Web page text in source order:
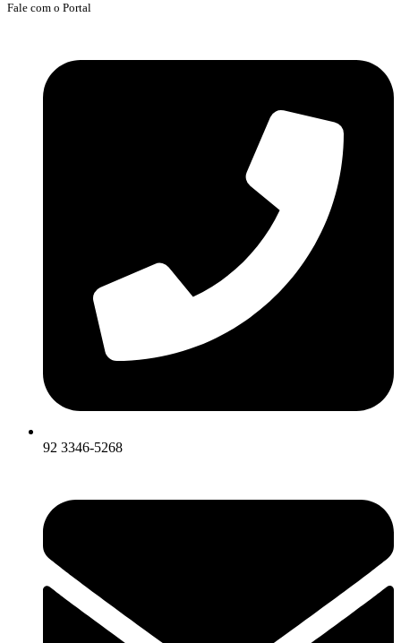
Fale com o Portal
92 3346-5268